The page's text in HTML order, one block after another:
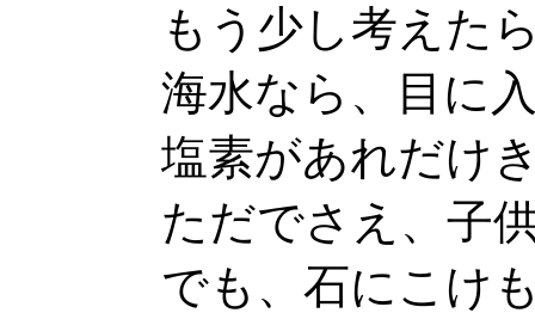
もう少し考えた
海水なら、目に
塩素があれだけ
ただでさえ、子
でも、石にこけ